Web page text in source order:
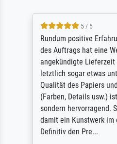
5 / 5
Rundum positive
des Auftrags hat eine
angekündigte Lieferzeit
letztlich sogar etwas
Qualität des Papiers
(Farben, Details usw.)
sondern hervorragend.
damit ein Kunstwerk im
Definitiv den Pre...